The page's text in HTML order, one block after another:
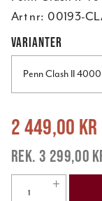
Art nr: 00193-
VARIANTER
Penn Clash II 4000
Nuvarande pris: 2
2 449,00 kr
3 299,00